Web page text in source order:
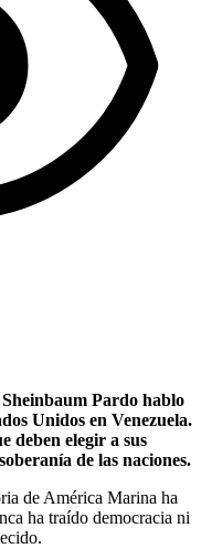
Pardo hablo
Unidos en Venezuela.
deben elegir a sus
de las naciones.
de América Marina ha
ha traído democracia ni